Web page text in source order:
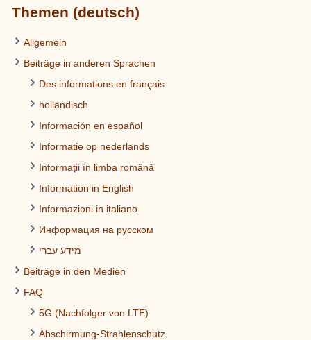
Themen (deutsch)
Allgemein
Beiträge in anderen Sprachen
Des informations en français
holländisch
Información en español
Informatie op nederlands
Informații în limba română
Information in English
Informazioni in italiano
Информация на русском
מידע עברי
Beiträge in den Medien
FAQ
5G (Nachfolger von LTE)
Abschirmung-Strahlenschutz